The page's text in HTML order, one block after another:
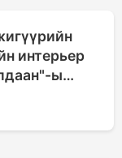
интерьер
ы